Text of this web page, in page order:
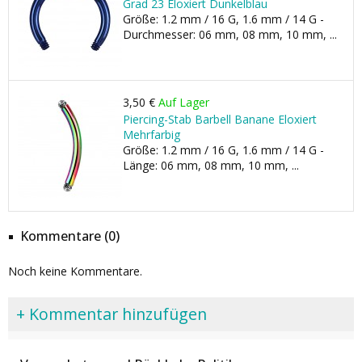
Grad 23 Eloxiert Dunkelblau
Größe: 1.2 mm / 16 G, 1.6 mm / 14 G -
Durchmesser: 06 mm, 08 mm, 10 mm, ...
3,50 € Auf Lager
Piercing-Stab Barbell Banane Eloxiert
Mehrfarbig
Größe: 1.2 mm / 16 G, 1.6 mm / 14 G -
Länge: 06 mm, 08 mm, 10 mm, ...
Kommentare (0)
Noch keine Kommentare.
+ Kommentar hinzufügen